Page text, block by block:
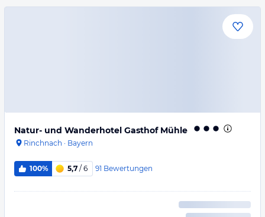
Natur- und Wanderhotel Gasthof Mühle
Rinchnach · Bayern
100% 5,7 / 6 91 Bewertungen